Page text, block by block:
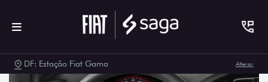
DF: Estação Fiat Gama Alterar